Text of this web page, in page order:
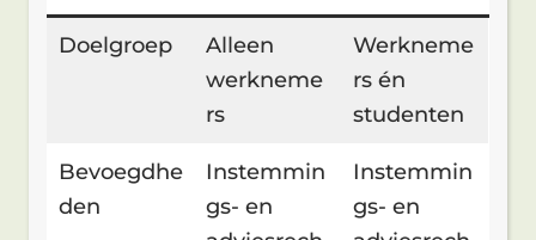
Doelgroep
Alleen
werkneme
rs
Werkneme
rs én
studenten
Bevoegdhe
den
Instemmin
gs- en
Instemmin
gs- en